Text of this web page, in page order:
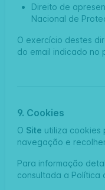
Direito de
Nacional de
O exercício destes
do email indicado no
9. Cookies
O Site utiliza cookies
navegação e
Para informação
consultada a Política